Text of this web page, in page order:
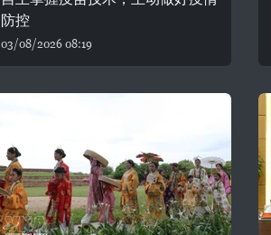
防控
03/08/2026 08:19